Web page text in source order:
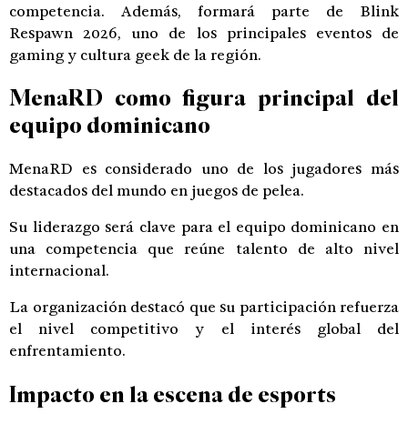
competencia. Además, formará parte de Blink
Respawn 2026, uno de los principales eventos de
gaming y cultura geek de la región.
MenaRD como figura principal del
equipo dominicano
MenaRD es considerado uno de los jugadores más
destacados del mundo en juegos de pelea.
Su liderazgo será clave para el equipo dominicano en
una competencia que reúne talento de alto nivel
internacional.
La organización destacó que su participación refuerza
el nivel competitivo y el interés global del
enfrentamiento.
Impacto en la escena de esports